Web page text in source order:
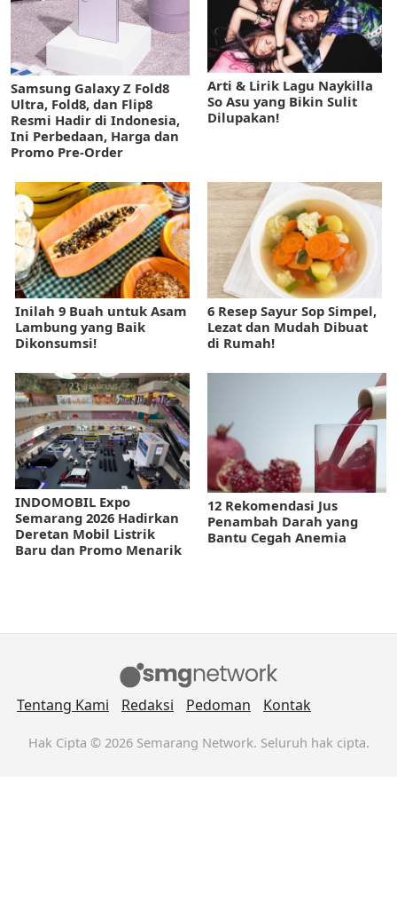
Samsung Galaxy Z Fold8
Ultra, Fold8, dan Flip8
Resmi Hadir di Indonesia,
Ini Perbedaan, Harga dan
Promo Pre-Order
Arti & Lirik Lagu Naykilla
So Asu yang Bikin Sulit
Dilupakan!
Inilah 9 Buah untuk Asam
Lambung yang Baik
Dikonsumsi!
6 Resep Sayur Sop Simpel,
Lezat dan Mudah Dibuat
di Rumah!
INDOMOBIL Expo
Semarang 2026 Hadirkan
Deretan Mobil Listrik
Baru dan Promo Menarik
12 Rekomendasi Jus
Penambah Darah yang
Bantu Cegah Anemia
Tentang Kami Redaksi Pedoman Kontak
Hak Cipta © 2026 Semarang Network. Seluruh hak cipta.